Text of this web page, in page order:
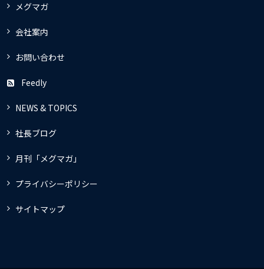
メグマガ
会社案内
お問い合わせ
Feedly
NEWS & TOPICS
社長ブログ
月刊「メグマガ」
プライバシーポリシー
サイトマップ